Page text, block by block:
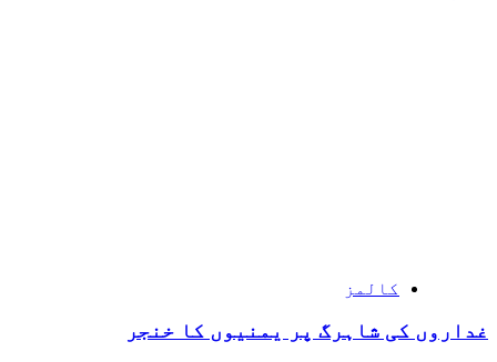
کالمز
غداروں کی شاہرگ پر یمنیوں کا خنجر